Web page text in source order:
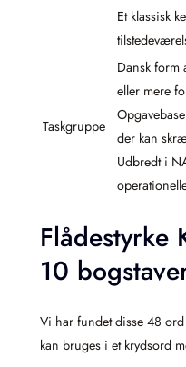
Et klassisk
Taskgruppe
Dansk form
eller mere
der kan
Udbredt i
Flådestyrke
10
Vi har fundet disse 48
kan bruges i et krydsord